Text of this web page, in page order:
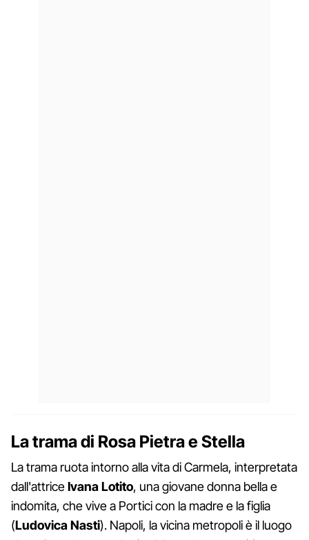
La trama di Rosa Pietra e Stella
La trama ruota intorno alla vita di Carmela, interpretata
dall'attriceIvana Lotito, una giovane donna bella e
indomita, che vive a Portici con la madre e la figlia
(Ludovica Nasti). Napoli, la vicina metropoli è il luogo